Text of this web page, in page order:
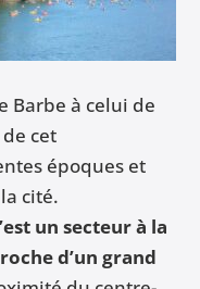
Barbe à celui de
cet
époques et
cité.
un secteur à la
d’un grand